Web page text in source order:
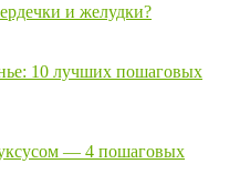
и желудки?
10 лучших пошаговых
— 4 пошаговых